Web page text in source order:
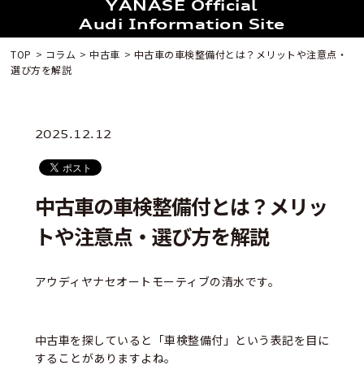
YANASE Official
Audi Information Site
TOP コラム 中古車
中古車の車検整備付とは？メリットや注意点・
選び方を解説
2025.12.12
中古車の車検整備付とは？メリッ
トや注意点・選び方を解説
アウディヤナセオートモーティブの清水です。
中古車を探していると「車検整備付」という表記を目に
することがありますよね。